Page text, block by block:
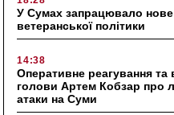
У Сумах запрацювало нове
ветеранської політики
14:38
Оперативне реагування та
голови Артем Кобзар про
атаки на Суми